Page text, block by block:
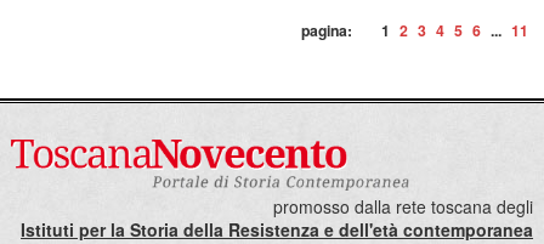
pagina: 1 2 3 4 5 6 ... 11
promosso dalla rete toscana degli
Istituti per la Storia della Resistenza e dell'età contemporanea